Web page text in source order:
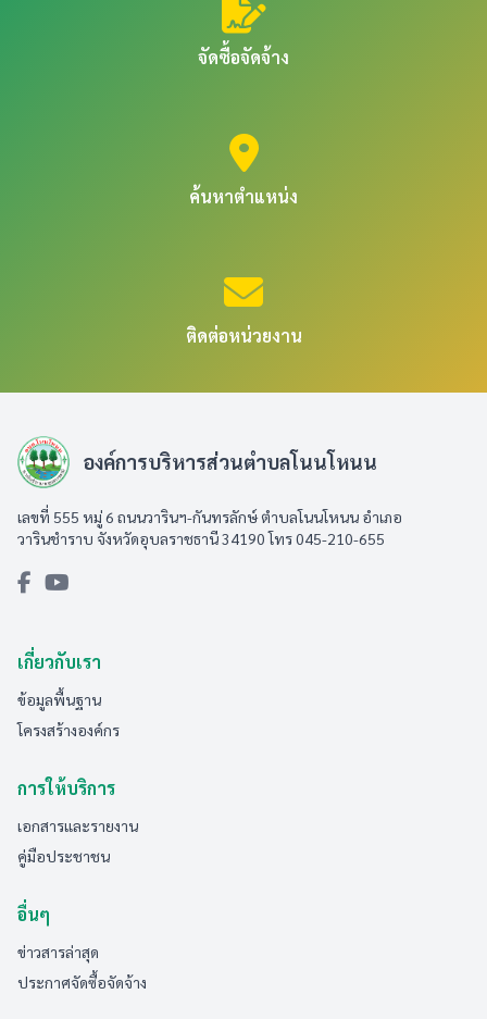
จัดซื้อจัดจ้าง
ค้นหาตำแหน่ง
ติดต่อหน่วยงาน
องค์การบริหารส่วนตำบลโนนโหนน
เลขที่ 555 หมู่ 6 ถนนวารินฯ-กันทรลักษ์ ตำบลโนนโหนน อำเภอ
วารินชำราบ จังหวัดอุบลราชธานี 34190 โทร 045-210-655
เกี่ยวกับเรา
ข้อมูลพื้นฐาน
โครงสร้างองค์กร
การให้บริการ
เอกสารและรายงาน
คู่มือประชาชน
อื่นๆ
ข่าวสารล่าสุด
ประกาศจัดซื้อจัดจ้าง